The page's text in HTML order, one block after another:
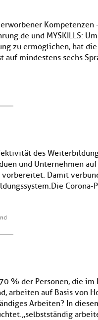
Kompetenzen -
und MYSKILLS:
zu ermöglichen, hat
mindestens sechs
des
und Unternehmen
Damit
Corona-
% der Personen, die im
arbeiten auf Basis von
Arbeiten? In
„selbstständig